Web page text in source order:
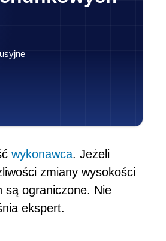
wykonawca. Jeżeli
zmiany wysokości
są ograniczone. Nie
ekspert.